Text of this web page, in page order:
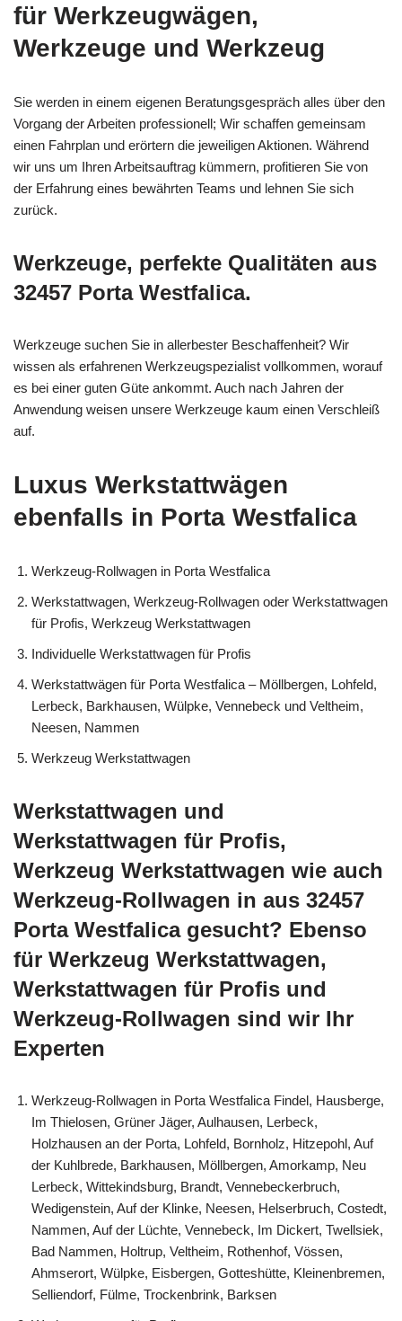
für Werkzeugwägen,
Werkzeuge und Werkzeug
Sie werden in einem eigenen Beratungsgespräch alles über den
Vorgang der Arbeiten professionell; Wir schaffen gemeinsam
einen Fahrplan und erörtern die jeweiligen Aktionen. Während
wir uns um Ihren Arbeitsauftrag kümmern, profitieren Sie von
der Erfahrung eines bewährten Teams und lehnen Sie sich
zurück.
Werkzeuge, perfekte Qualitäten aus
32457 Porta Westfalica.
Werkzeuge suchen Sie in allerbester Beschaffenheit? Wir
wissen als erfahrenen Werkzeugspezialist vollkommen, worauf
es bei einer guten Güte ankommt. Auch nach Jahren der
Anwendung weisen unsere Werkzeuge kaum einen Verschleiß
auf.
Luxus Werkstattwägen
ebenfalls in Porta Westfalica
Werkzeug-Rollwagen in Porta Westfalica
Werkstattwagen, Werkzeug-Rollwagen oder Werkstattwagen
für Profis, Werkzeug Werkstattwagen
Individuelle Werkstattwagen für Profis
Werkstattwägen für Porta Westfalica – Möllbergen, Lohfeld,
Lerbeck, Barkhausen, Wülpke, Vennebeck und Veltheim,
Neesen, Nammen
Werkzeug Werkstattwagen
Werkstattwagen und
Werkstattwagen für Profis,
Werkzeug Werkstattwagen wie auch
Werkzeug-Rollwagen in aus 32457
Porta Westfalica gesucht? Ebenso
für Werkzeug Werkstattwagen,
Werkstattwagen für Profis und
Werkzeug-Rollwagen sind wir Ihr
Experten
Werkzeug-Rollwagen in Porta Westfalica Findel, Hausberge,
Im Thielosen, Grüner Jäger, Aulhausen, Lerbeck,
Holzhausen an der Porta, Lohfeld, Bornholz, Hitzepohl, Auf
der Kuhlbrede, Barkhausen, Möllbergen, Amorkamp, Neu
Lerbeck, Wittekindsburg, Brandt, Vennebeckerbruch,
Wedigenstein, Auf der Klinke, Neesen, Helserbruch, Costedt,
Nammen, Auf der Lüchte, Vennebeck, Im Dickert, Twellsiek,
Bad Nammen, Holtrup, Veltheim, Rothenhof, Vössen,
Ahmserort, Wülpke, Eisbergen, Gotteshütte, Kleinenbremen,
Selliendorf, Fülme, Trockenbrink, Barksen